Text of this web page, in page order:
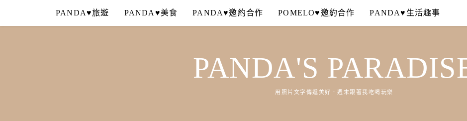
content
PANDA♥旅遊 PANDA♥美食 PANDA♥邀約合作 POMELO♥邀約合作 PANDA♥生活趣事
PANDA'S
用照片文字傳遞美好．週末跟著我吃喝玩樂